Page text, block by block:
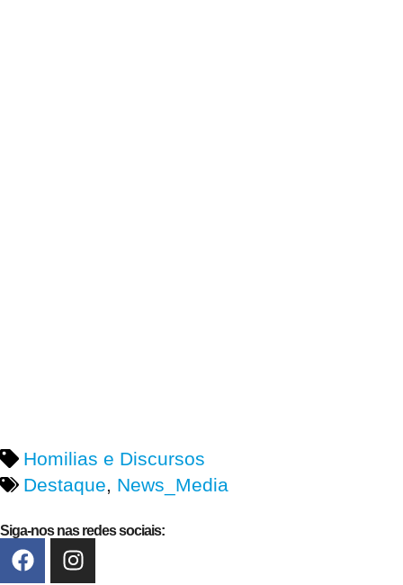
Homilias e Discursos
Destaque, News_Media
Siga-nos nas redes sociais: